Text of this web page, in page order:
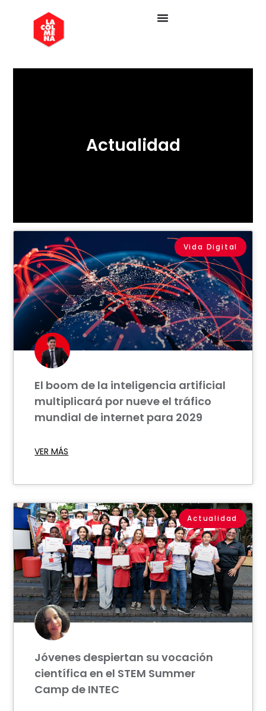
Actualidad
Vida Digital
El boom de la inteligencia artificial
multiplicará por nueve el tráfico
mundial de internet para 2029
VER MÁS
Actualidad
Jóvenes despiertan su vocación
científica en el STEM Summer
Camp de INTEC